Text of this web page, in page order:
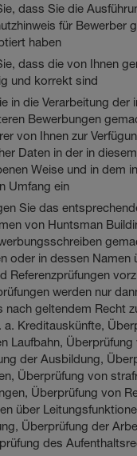
dass Sie die
für Bewerber
haben
dass die von Ihnen
und korrekt sind
in die Verarbeitung der
Bewerbungen
von Ihnen zur
Daten in der in
Weise und in dem
Umfang ein
Sie das
von Huntsman
oder in dessen Namen
Referenzprüfungen
werden nur
nach geltendem Recht
a. Kreditauskünfte,
Laufbahn, Überprüfung
der Ausbildung,
Überprüfung von
Überprüfung von
über
Überprüfung der
des